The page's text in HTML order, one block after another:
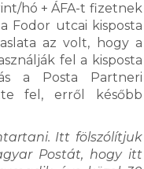
hó + ÁFA-t fizetnek
Fodor utcai kisposta
az volt, hogy a
fel a kisposta
a Posta Partneri
fel, erről később
Itt fölszólítjuk
Postát, hogy itt